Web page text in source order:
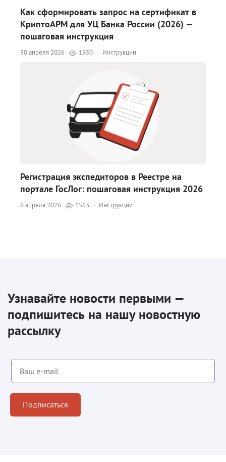
Как сформировать запрос на сертификат в
КриптоАРМ для УЦ Банка России (2026) —
пошаговая инструкция
30 апреля 2026 1950 · Инструкции
Регистрация экспедиторов в Реестре на
портале ГосЛог: пошаговая инструкция 2026
6 апреля 2026 1563 · Инструкции
Узнавайте новости первыми —
подпишитесь на нашу новостную
рассылку
Подписаться